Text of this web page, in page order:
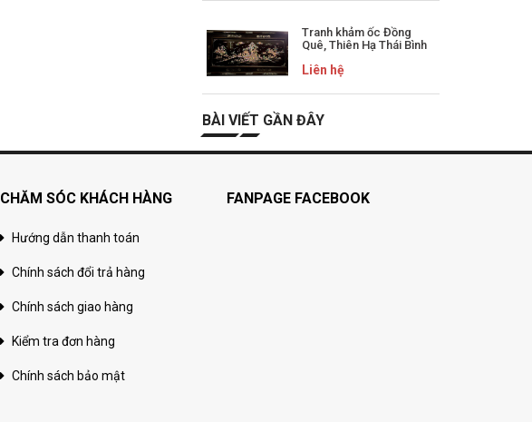
Tranh khảm ốc Đồng
Quê, Thiên Hạ Thái Bình
Liên hệ
BÀI VIẾT GẦN ĐÂY
CHĂM SÓC KHÁCH HÀNG
Hướng dẫn thanh toán
Chính sách đổi trả hàng
Chính sách giao hàng
Kiểm tra đơn hàng
Chính sách bảo mật
FANPAGE FACEBOOK